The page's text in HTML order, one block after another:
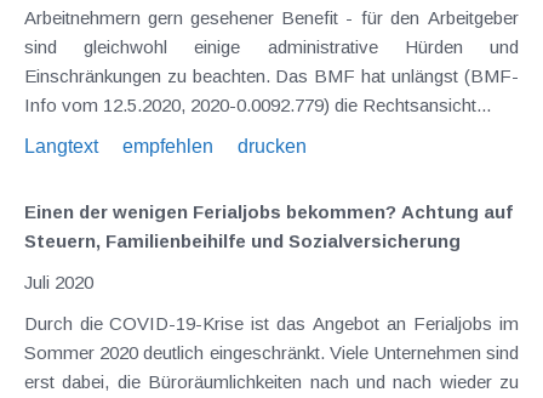
Arbeitnehmern gern gesehener Benefit - für den Arbeitgeber
sind gleichwohl einige administrative Hürden und
Einschränkungen zu beachten. Das BMF hat unlängst (BMF-
Info vom 12.5.2020, 2020-0.0092.779) die Rechtsansicht...
Langtext
empfehlen drucken
Einen der wenigen Ferialjobs bekommen? Achtung auf
Steuern, Familienbeihilfe und Sozialversicherung
Juli 2020
Durch die COVID-19-Krise ist das Angebot an Ferialjobs im
Sommer 2020 deutlich eingeschränkt. Viele Unternehmen sind
erst dabei, die Büroräumlichkeiten nach und nach wieder zu